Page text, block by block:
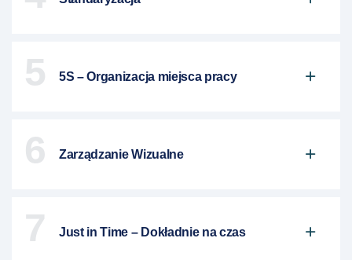
5 5S – Organizacja miejsca pracy
6 Zarządzanie Wizualne
7 Just in Time – Dokładnie na czas